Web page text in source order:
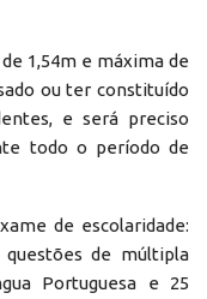
1,54m e máxima de
ou ter constituído
e será preciso
todo o período de
de escolaridade:
de múltipla
Portuguesa e 25